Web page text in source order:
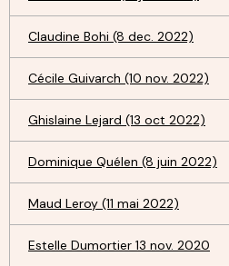
Claudine Bohi (8 dec. 2022)
Cécile Guivarch (10 nov. 2022)
Ghislaine Lejard (13 oct 2022)
Dominique Quélen (8 juin 2022)
Maud Leroy (11 mai 2022)
Estelle Dumortier 13 nov. 2020